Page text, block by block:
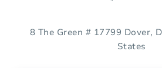
8 The Green # 17799 Dover,
States